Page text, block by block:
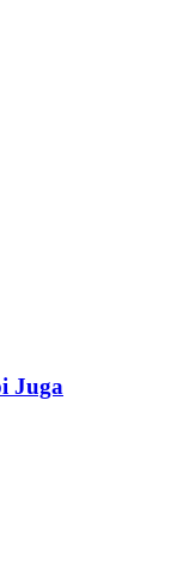
Juga